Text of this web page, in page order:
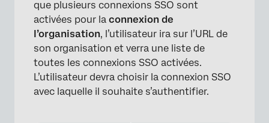
que plusieurs connexions SSO sont
activées pour la connexion de
l’organisation, l’utilisateur ira sur l’URL de
son organisation et verra une liste de
toutes les connexions SSO activées.
L’utilisateur devra choisir la connexion SSO
avec laquelle il souhaite s’authentifier.